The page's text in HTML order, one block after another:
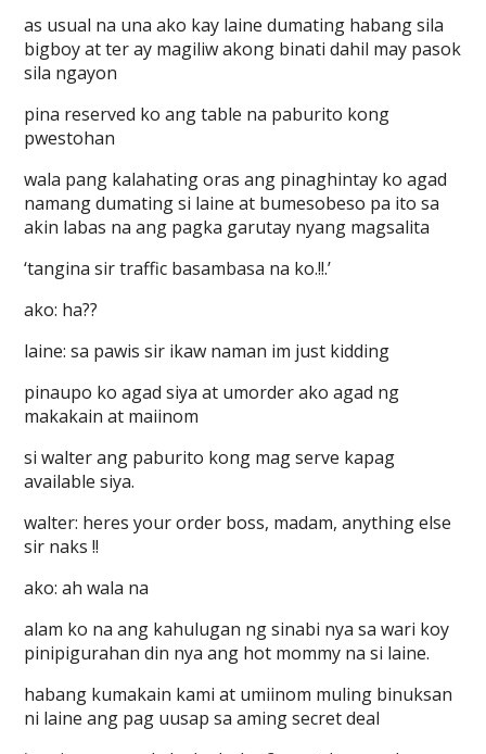
as usual na una ako kay laine dumating habang sila
bigboy at ter ay magiliw akong binati dahil may pasok
sila ngayon
pina reserved ko ang table na paburito kong
pwestohan
wala pang kalahating oras ang pinaghintay ko agad
namang dumating si laine at bumesobeso pa ito sa
akin labas na ang pagka garutay nyang magsalita
‘tangina sir traffic basambasa na ko.!!.’
ako: ha??
laine: sa pawis sir ikaw naman im just kidding
pinaupo ko agad siya at umorder ako agad ng
makakain at maiinom
si walter ang paburito kong mag serve kapag
available siya.
walter: heres your order boss, madam, anything else
sir naks !!
ako: ah wala na
alam ko na ang kahulugan ng sinabi nya sa wari koy
pinipigurahan din nya ang hot mommy na si laine.
habang kumakain kami at umiinom muling binuksan
ni laine ang pag uusap sa aming secret deal